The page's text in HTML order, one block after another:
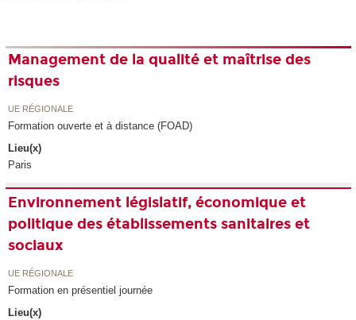
Management de la qualité et maîtrise des
risques
UE RÉGIONALE
Formation ouverte et à distance (FOAD)
Lieu(x)
Paris
Environnement législatif, économique et
politique des établissements sanitaires et
sociaux
UE RÉGIONALE
Formation en présentiel journée
Lieu(x)